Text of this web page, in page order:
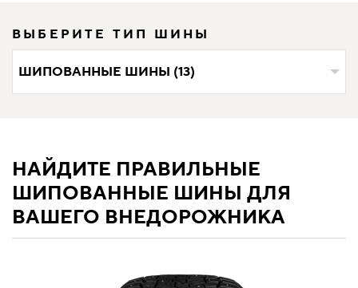
ВЫБЕРИТЕ ТИП ШИНЫ
ШИПОВАННЫЕ ШИНЫ (13)
НАЙДИТЕ ПРАВИЛЬНЫЕ
ШИПОВАННЫЕ ШИНЫ ДЛЯ
ВАШЕГО ВНЕДОРОЖНИКА